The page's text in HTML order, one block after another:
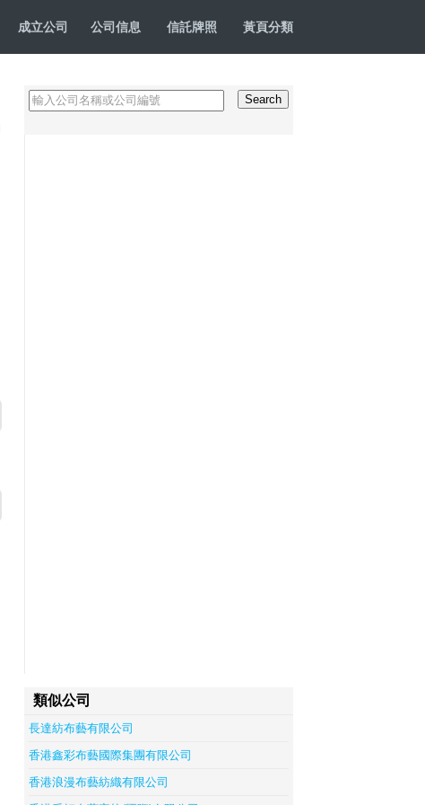
成立公司 公司信息 信託牌照 黃頁分類
類似公司
長達紡布藝有限公司
香港鑫彩布藝國際集團有限公司
香港浪漫布藝紡織有限公司